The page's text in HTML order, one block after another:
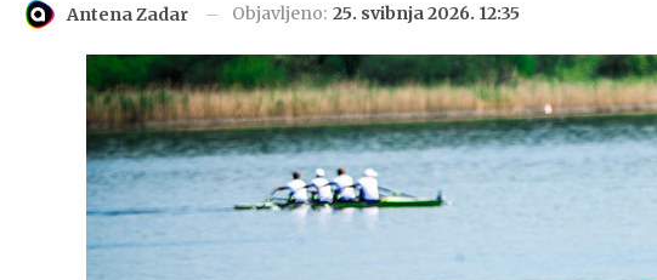
Antena Zadar Objavljeno: 25. svibnja 2026. 12:35